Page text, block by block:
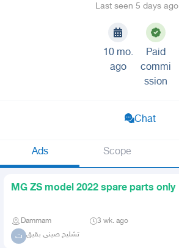
Last seen 5 days ago
10 mo.
ago
Paid
commi
ssion
Chat
Ads Scope
MG ZS model 2022 spare parts only
Dammam 3 wk. ago
ت تشليح صينى بقيق